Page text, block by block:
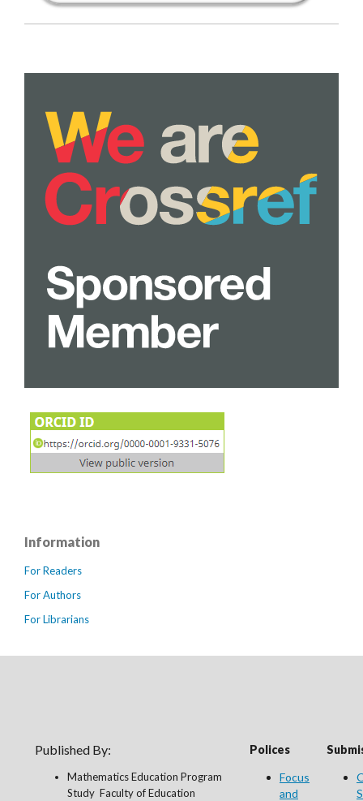
Information
For Readers
For Authors
For Librarians
Published By:
Mathematics Education Program
Study Faculty of Education
Polices
Focus
and